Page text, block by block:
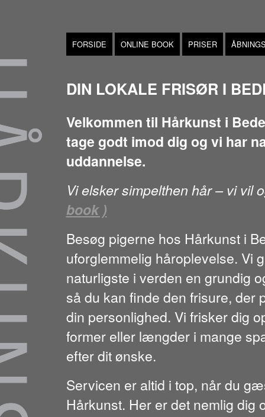
FORSIDE ONLINE BOOK PRISER
DIN LOKALE FRISØR I
Velkommen til Hårkunst i
tage godt imod dig og vi har
uddannelse.
Vi elsker simpelthen hår – vi
book )
Besøg pigerne hos Hårkunst i
uforglemmelig håroplevelse. Vi
naturligste i verden en grundig
så du kan finde den frisure, der
din personlighed. Vi frisker dig
former eller længder i mange
efter dit ønske.
Servicen er altid i top, når du
Hårkunst. Her er det nemlig dig